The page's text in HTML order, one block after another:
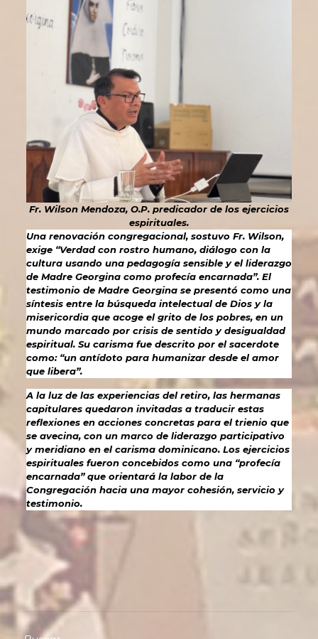
Fr. Wilson Mendoza, O.P. predicador de los ejercicios
espirituales.
Una renovación congregacional, sostuvo Fr. Wilson,
exige “Verdad con rostro humano, diálogo con la
cultura usando una pedagogía sensible y el liderazgo
de Madre Georgina como profecía encarnada”. El
testimonio de Madre Georgina se presentó como una
síntesis entre la búsqueda intelectual de Dios y la
misericordia que acoge el grito de los pobres, en un
mundo marcado por crisis de sentido y desigualdad
espiritual. Su carisma fue descrito por el sacerdote
como: “un antídoto para humanizar desde el amor
que libera”.
A la luz de las experiencias del retiro, las hermanas
capitulares quedaron invitadas a traducir estas
reflexiones en acciones concretas para el trienio que
se avecina, con un marco de liderazgo participativo
y meridiano en el carisma dominicano. Los ejercicios
espirituales fueron concebidos como una “profecía
encarnada” que orientará la labor de la
Congregación hacia una mayor cohesión, servicio y
testimonio.